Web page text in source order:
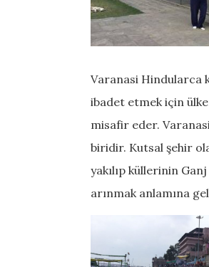
Varanasi Hindularca
ibadet etmek için
misafir eder.
biridir. Kutsal şehir
yakılıp küllerinin
arınmak anlamına